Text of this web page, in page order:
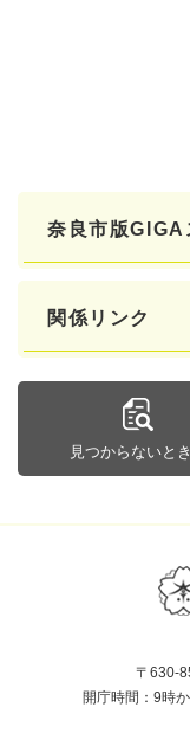
奈良市版GIGA
関係リンク
見つからないと
〒630-
開庁時間：9時